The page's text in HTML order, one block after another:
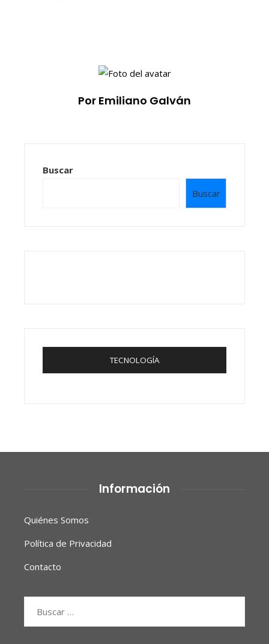
Por Emiliano Galván
Buscar
Buscar
TECNOLOGÍA
Información
Quiénes Somos
Política de Privacidad
Contacto